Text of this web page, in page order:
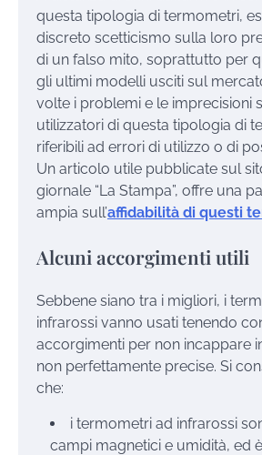
questa tipologia di termometri,
discreto scetticismo sulla loro
di un falso mito, soprattutto per
gli ultimi modelli usciti sul
volte i problemi e le imprecisioni
utilizzatori di questa tipologia di
riferibili ad errori di utilizzo o di
Un articolo utile pubblicate sul
giornale “La Stampa”, offre una
ampia sull’affidabilità di questi
Alcuni accorgimenti utili
Sebbene siano tra i migliori, i
infrarossi vanno usati tenendo
accorgimenti per non incappare
non perfettamente precise. Si
che:
i termometri ad infrarossi
campi magnetici e umidità, ed